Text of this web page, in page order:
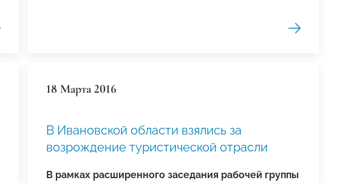
18 Марта 2016
В Ивановской области взялись за
возрождение туристической отрасли
В рамках расширенного заседания рабочей группы